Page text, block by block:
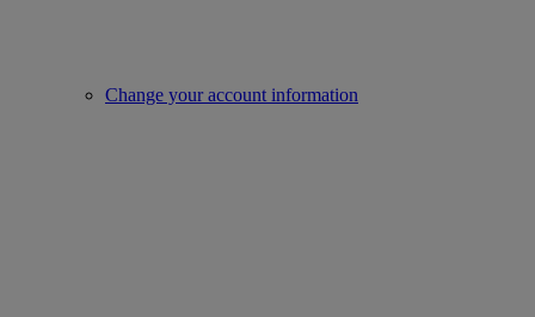
Change your account information